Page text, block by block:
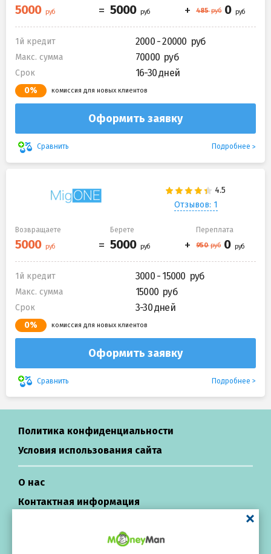
1й кредит 2000 - 20000
Макс. сумма 70000
Срок 16-30 дней
0% комиссия для новых клиентов
Оформить заявку
Сравнить Подробнее
Отзывов: 1
Возвращаете Берете Переплата
1й кредит 3000 - 15000
Макс. сумма 15000
Срок 3-30 дней
0% комиссия для новых клиентов
Оформить заявку
Сравнить Подробнее
Политика конфиденциальности
Условия использования сайта
О нас
Контактная информация